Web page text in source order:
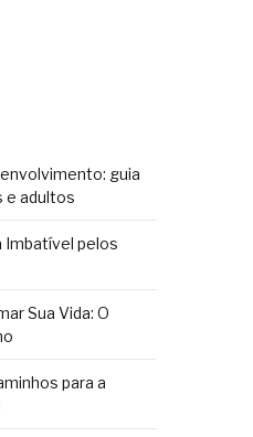
guia
e adultos
Imbatível pelos
Sua Vida: O
para a